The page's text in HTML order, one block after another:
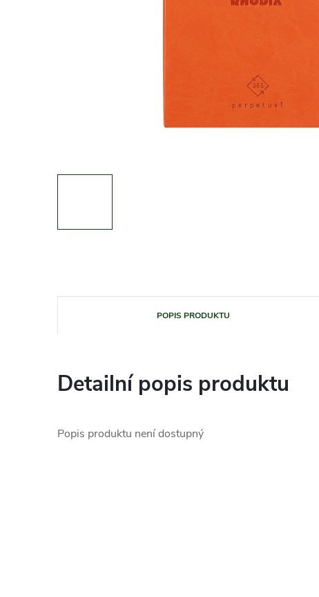
POPIS PRODUKTU
Detailní popis produktu
Popis produktu není dostupný